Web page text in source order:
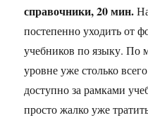
справочники, 20 мин.
постепенно уходить от
учебников по языку.
уровне уже столько
доступно за рамками
просто жалко уже